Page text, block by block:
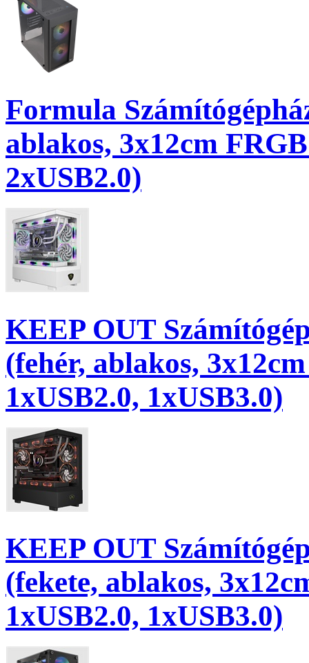
Formula
ablakos, 3x12cm
2xUSB2.0)
KEEP OUT
(fehér, ablakos,
1xUSB2.0, 1xUSB3.0)
KEEP OUT
(fekete, ablakos,
1xUSB2.0, 1xUSB3.0)